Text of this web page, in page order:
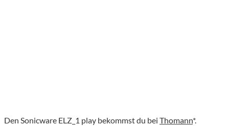
Den Sonicware ELZ_1 play bekommst du bei Thomann*.